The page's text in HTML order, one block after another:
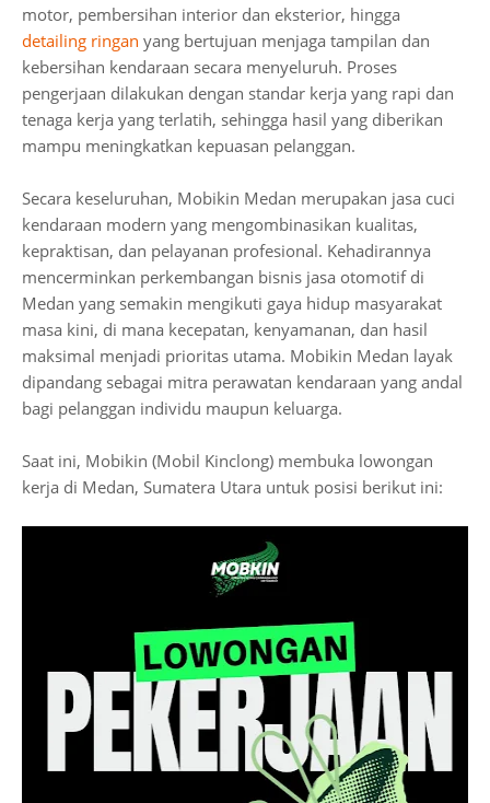
motor, pembersihan interior dan eksterior, hingga
detailing ringan yang bertujuan menjaga tampilan dan
kebersihan kendaraan secara menyeluruh. Proses
pengerjaan dilakukan dengan standar kerja yang rapi dan
tenaga kerja yang terlatih, sehingga hasil yang diberikan
mampu meningkatkan kepuasan pelanggan.
Secara keseluruhan, Mobikin Medan merupakan jasa cuci
kendaraan modern yang mengombinasikan kualitas,
kepraktisan, dan pelayanan profesional. Kehadirannya
mencerminkan perkembangan bisnis jasa otomotif di
Medan yang semakin mengikuti gaya hidup masyarakat
masa kini, di mana kecepatan, kenyamanan, dan hasil
maksimal menjadi prioritas utama. Mobikin Medan layak
dipandang sebagai mitra perawatan kendaraan yang andal
bagi pelanggan individu maupun keluarga.
Saat ini, Mobikin (Mobil Kinclong) membuka lowongan
kerja di Medan, Sumatera Utara untuk posisi berikut ini: